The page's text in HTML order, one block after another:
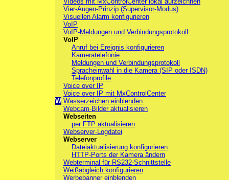
Vier-Augen-Prinzip (Supervisor-Modus)
Visuellen Alarm konfigurieren
VoIP
VoIP-Meldungen und Verbindungsprotokoll
VoIP
Anruf bei Ereignis konfigurieren
Kameratelefonie
Meldungen und Verbindungsprotokoll
Spracheinwahl in die Kamera (SIP oder ISDN)
Telefonprofile
Voice over IP
Voice over IP mit MxControlCenter
W Wasserzeichen einblenden
Webcam-Bilder aktualisieren
Webseiten
per FTP aktualisieren
Webserver-Logdatei
Webserver
Dateiaktualisierung konfigurieren
HTTP-Ports der Kamera ändern
Webterminal für RS232-Schnittstelle
Weißabgleich konfigurieren
Werbebanner einblenden